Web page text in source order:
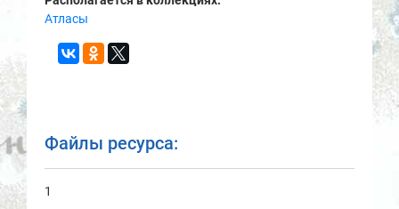
Атласы
Файлы ресурса:
1